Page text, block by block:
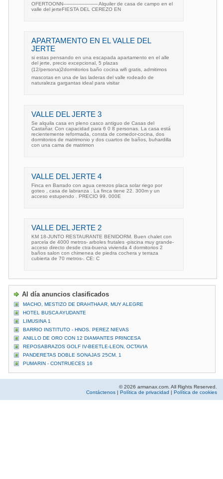
OFERTOONN----------------------- Alquiler de casa de campo en el
valle del jerteFIESTA DEL CEREZO EN
APARTAMENTO EN EL VALLE DEL
JERTE
si estas pensando en una escapada apartamento en el alle
del jerte, precio excepcional, 5 plazas
(12/persona)2dormitorios baño cocina wifi gratis, admitimos
mascotas en una de las laderas del valle rodeado de
naturaleza gargantas ideal para visitar
VALLE DEL JERTE 3
Se alquila casa en pleno casco antiguo de Casas del
Castañar. Con capacidad para 6 0 8 personas. La casa está
recientemente reformada, consta de comedor-cocina, dos
dormitorios de matrimonio y dos cuartos de baños, buhardilla
con una cama de matrimon
VALLE DEL JERTE 4
Finca en Barrado con agua cerezos placa solar riego por
goteo , casa de labranza . La finca tiene 22. 300m y un
acceso estupendo . PRECIO 99. 000E
VALLE DEL JERTE 2
KM 18-JUNTO RESTAURANTE BENIDORM. Buen chalet con
parcela de 4000 metros- arboles frutales -piscina muy grande-
acceso directo desde ctra-buena vivienda 4 dormitorios 2
baños salon con chimenea de piedra cochera y terraza
cubierta de 70 metros-. CE: C
Al día anuncios clasificados
MACHO, MESTIZO DE DRAHTHAAR, MUY ALEGRE
HOTEL BUSCA AYUDANTE
LIMUSINA 1
BARRIO INSTITUTO - HNOS. PEREZ NIEVAS
ANILLO DE ORO CON 12 DIAMANTES PRINCESA
REPOSABRAZOS GOLF IV-BEETLE-LEON, OCTAVIA
PANDERETAS DOBLE SONAJAS 25CM. 1
PUMARIN - CONTRUECES 16
© 2026 armanax.com. All Rights Reserved.
Contáctenos | Política de privacidad | Política de cookies